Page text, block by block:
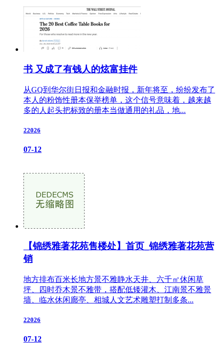
书 又成了有钱人的炫富挂件
从GQ到华尔街日报和金融时报，新年将至，纷纷发布了
本人的粉饰性册本保举榜单，这个信号意味着，越来越
多的人起头把标致的册本当做通用的礼品，地...
22026
07-12
【锦绣雅著花苑售楼处】首页_锦绣雅著花苑营
销
地方排布百米长地方景不雅静水天井、六千㎡休闲草
坪、四时乔木景不雅带，搭配低矮灌木、江南景不雅景
墙、临水休闲廊亭、相城人文艺术雕塑打制多条...
22026
07-12